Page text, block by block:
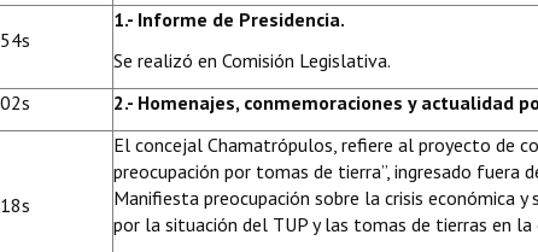
1.- Informe de Presidencia.
Se realizó en Comisión Legislativa.
2.- Homenajes, conmemoraciones y actualidad
El concejal Chamatrópulos, refiere al proyecto de
preocupación por tomas de tierra”, ingresado fuera
Manifiesta preocupación sobre la crisis económica
por la situación del TUP y las tomas de tierras en la